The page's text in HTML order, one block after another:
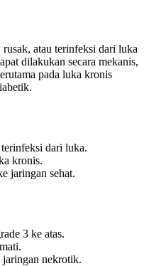
atau terinfeksi dari luka
dilakukan secara mekanis,
pada luka kronis
dari luka.
kronis.
jaringan sehat.
3 ke atas.
jaringan nekrotik.